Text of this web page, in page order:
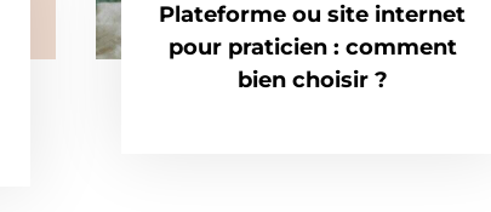
Plateforme ou site internet
pour praticien : comment
bien choisir ?